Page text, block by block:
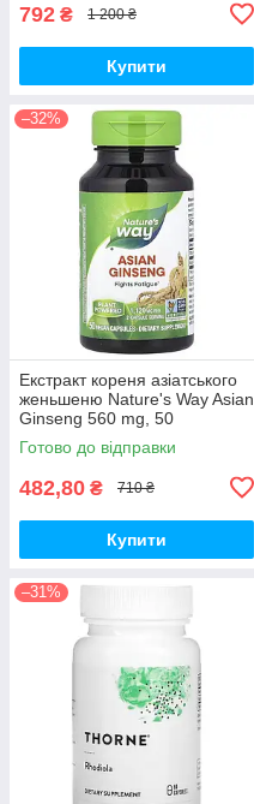
792 ₴ 1 200 ₴
Купити
–32%
Екстракт кореня азіатського
женьшеню Nature's Way Asian
Ginseng 560 mg, 50
вегакапсул для підвищення
життєвого тонусу
Готово до відправки
482,80 ₴ 710 ₴
Купити
–31%